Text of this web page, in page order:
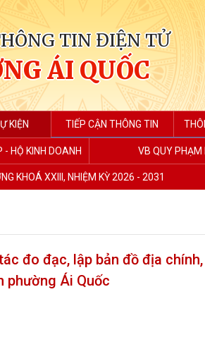
TIN ĐIỆN TỬ
ÁI QUỐC
KIỆN TIẾP CẬN THÔNG TIN
HỘ KINH DOANH VB QUY
KHOÁ XXIII, NHIỆM KỲ 2026 - 2031
đo đạc, lập bản đồ địa
phường Ái Quốc